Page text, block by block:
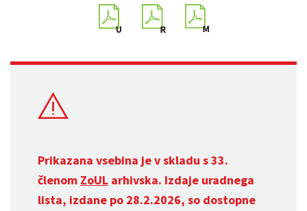
Prikazana vsebina je v skladu s 33.
členom ZoUL arhivska. Izdaje uradnega
lista, izdane po 28.2.2026, so dostopne